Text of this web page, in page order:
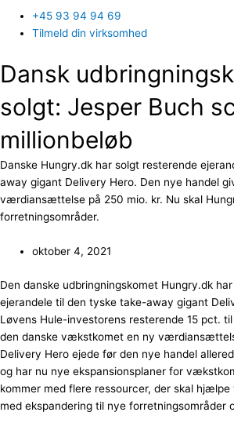
+45 93 94 94 69
Tilmeld din virksomhed
Dansk
solgt: Jesper Buch
millionbeløb
Danske Hungry.dk har solgt resterende
away gigant Delivery Hero. Den nye handel
værdiansættelse på 250 mio. kr. Nu skal
forretningsområder.
oktober 4, 2021
Den danske udbringningskomet Hungry.dk
ejerandele til den tyske take-away gigant
Løvens Hule-investorens resterende 15 pct.
den danske vækstkomet en ny
Delivery Hero ejede før den nye handel
og har nu nye ekspansionsplaner for
kommer med flere ressourcer, der skal
med ekspandering til nye forretningsområder